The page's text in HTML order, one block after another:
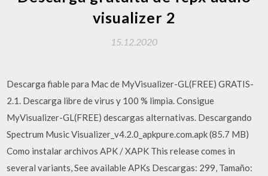
visualizer 2
15.12.2020
Descarga fiable para Mac de MyVisualizer-GL(FREE) GRATIS-
2.1. Descarga libre de virus y 100 % limpia. Consigue
MyVisualizer-GL(FREE) descargas alternativas. Descargando
Spectrum Music Visualizer_v4.2.0_apkpure.com.apk (85.7 MB)
Como instalar archivos APK / XAPK This release comes in
several variants, See available APKs Descargas: 299, Tamaño: